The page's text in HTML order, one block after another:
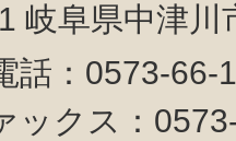
岐阜県中津
話：0573-
ックス：